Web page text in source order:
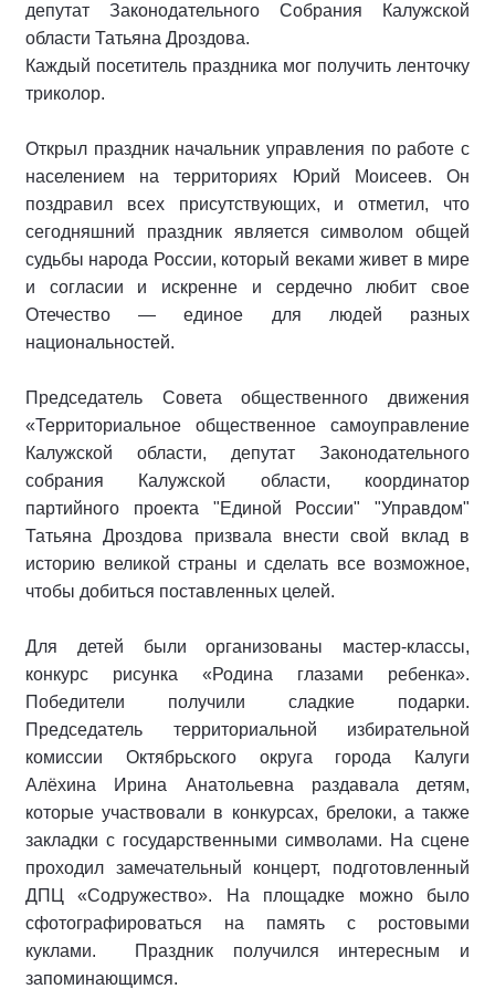
депутат Законодательного Собрания Калужской
области Татьяна Дроздова.
Каждый посетитель праздника мог получить ленточку
триколор.
Открыл праздник начальник управления по работе с
населением на территориях Юрий Моисеев. Он
поздравил всех присутствующих, и отметил, что
сегодняшний праздник является символом общей
судьбы народа России, который веками живет в мире
и согласии и искренне и сердечно любит свое
Отечество — единое для людей разных
национальностей.
Председатель Совета общественного движения
«Территориальное общественное самоуправление
Калужской области, депутат Законодательного
собрания Калужской области, координатор
партийного проекта "Единой России" "Управдом"
Татьяна Дроздова призвала внести свой вклад в
историю великой страны и сделать все возможное,
чтобы добиться поставленных целей.
Для детей были организованы мастер-классы,
конкурс рисунка «Родина глазами ребенка».
Победители получили сладкие подарки.
Председатель территориальной избирательной
комиссии Октябрьского округа города Калуги
Алёхина Ирина Анатольевна раздавала детям,
которые участвовали в конкурсах, брелоки, а также
закладки с государственными символами. На сцене
проходил замечательный концерт, подготовленный
ДПЦ «Содружество». На площадке можно было
сфотографироваться на память с ростовыми
куклами. Праздник получился интересным и
запоминающимся.